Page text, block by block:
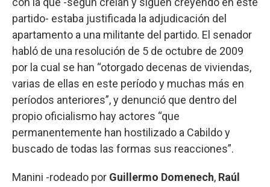
partido- estaba justificada la adjudicación del
apartamento a una militante del partido. El senador
habló de una resolución de 5 de octubre de 2009
por la cual se han “otorgado decenas de viviendas,
varias de ellas en este período y muchas más en
períodos anteriores”, y denunció que dentro del
propio oficialismo hay actores “que
permanentemente han hostilizado a Cabildo y
buscado de todas las formas sus reacciones”.
Manini -rodeado por Guillermo Domenech, Raúl